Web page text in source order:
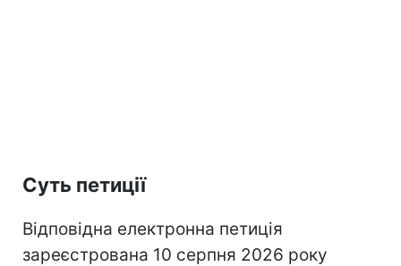
Суть петиції
Відповідна електронна петиція
зареєстрована 10 серпня 2026 року